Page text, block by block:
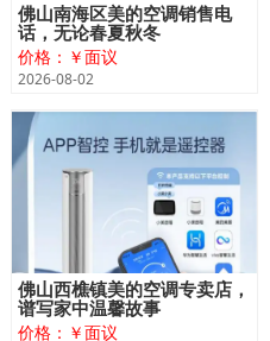
佛山南海区美的空调销售电
话，无论春夏秋冬
价格：￥面议
2026-08-02
佛山西樵镇美的空调专卖店，
谱写家中温馨故事
价格：￥面议